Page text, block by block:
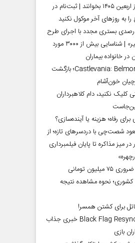
متقاضیان ارز اربعین ۱۴۰۵ بخوانند | ثبت‌نام در
به روز‌های آخر موکول نکنید
۲۵ درصدی بستری مجدد با اجرای طرح
«پرستار پیگیر» | شناسایی بیش از ۳۰۰۰ مورد
خانواده بیماران
Castlevania: Belmont’s Curse؛ بازگشت
خون‌آشام
کلیک نکنید، دام کلاهبرداران
رفاه؛ هزینه یا آینده‌سازی؟
شصت‌چی با دردسر‌های تازه؛ از
میز مذاکره تا پایان فیلمبرداری
استعلام وام ضروری ۷۵ میلیون تومانی
کشوری؛ نحوه مشاهده نتیجه
برای کشتن همسر!
بازگشت Black Flag Resynced خبری جذاب
بازی